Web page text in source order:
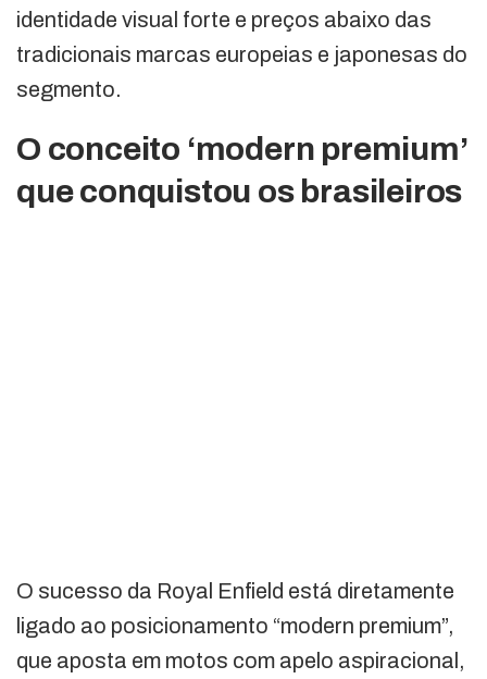
identidade visual forte e preços abaixo das
tradicionais marcas europeias e japonesas do
segmento.
O conceito ‘modern premium’
que conquistou os brasileiros
O sucesso da Royal Enfield está diretamente
ligado ao posicionamento “modern premium”,
que aposta em motos com apelo aspiracional,